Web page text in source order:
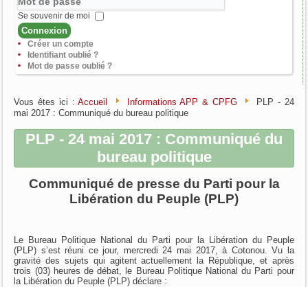
Se souvenir de moi
Connexion
Créer un compte
Identifiant oublié ?
Mot de passe oublié ?
Vous êtes ici :Accueil Informations APP & CPFG
PLP - 24
mai 2017 : Communiqué du bureau politique
PLP - 24 mai 2017 : Communiqué du
bureau politique
Communiqué de presse du Parti pour la
Libération du Peuple (PLP)
Le Bureau Politique National du Parti pour la Libération du Peuple
(PLP) s’est réuni ce jour, mercredi 24 mai 2017, à Cotonou. Vu la
gravité des sujets qui agitent actuellement la République, et après
trois (03) heures de débat, le Bureau Politique National du Parti pour
la Libération du Peuple (PLP) déclare :